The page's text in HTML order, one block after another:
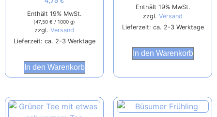
Enthält 19% MwSt.
(47,50 € / 1000 g)
zzgl. Versand
Lieferzeit: ca. 2-3 Werktage
In den Warenkorb
Enthält 19% MwSt.
zzgl. Versand
Lieferzeit: ca. 2-3 Werktage
In den Warenkorb